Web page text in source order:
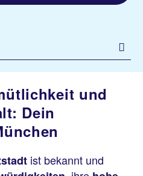
und
Dein
ist bekannt und